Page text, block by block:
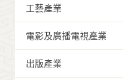
工藝產業
電影及廣播電視產業
出版產業